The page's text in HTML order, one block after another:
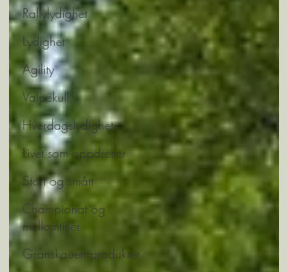
Rallylydighet
Lydighet
Agility
Valpekull
Hverdagslydighet
Livet som oppdretter
Stort og smått
Championat og
mellomtitler
Granskauen produkter